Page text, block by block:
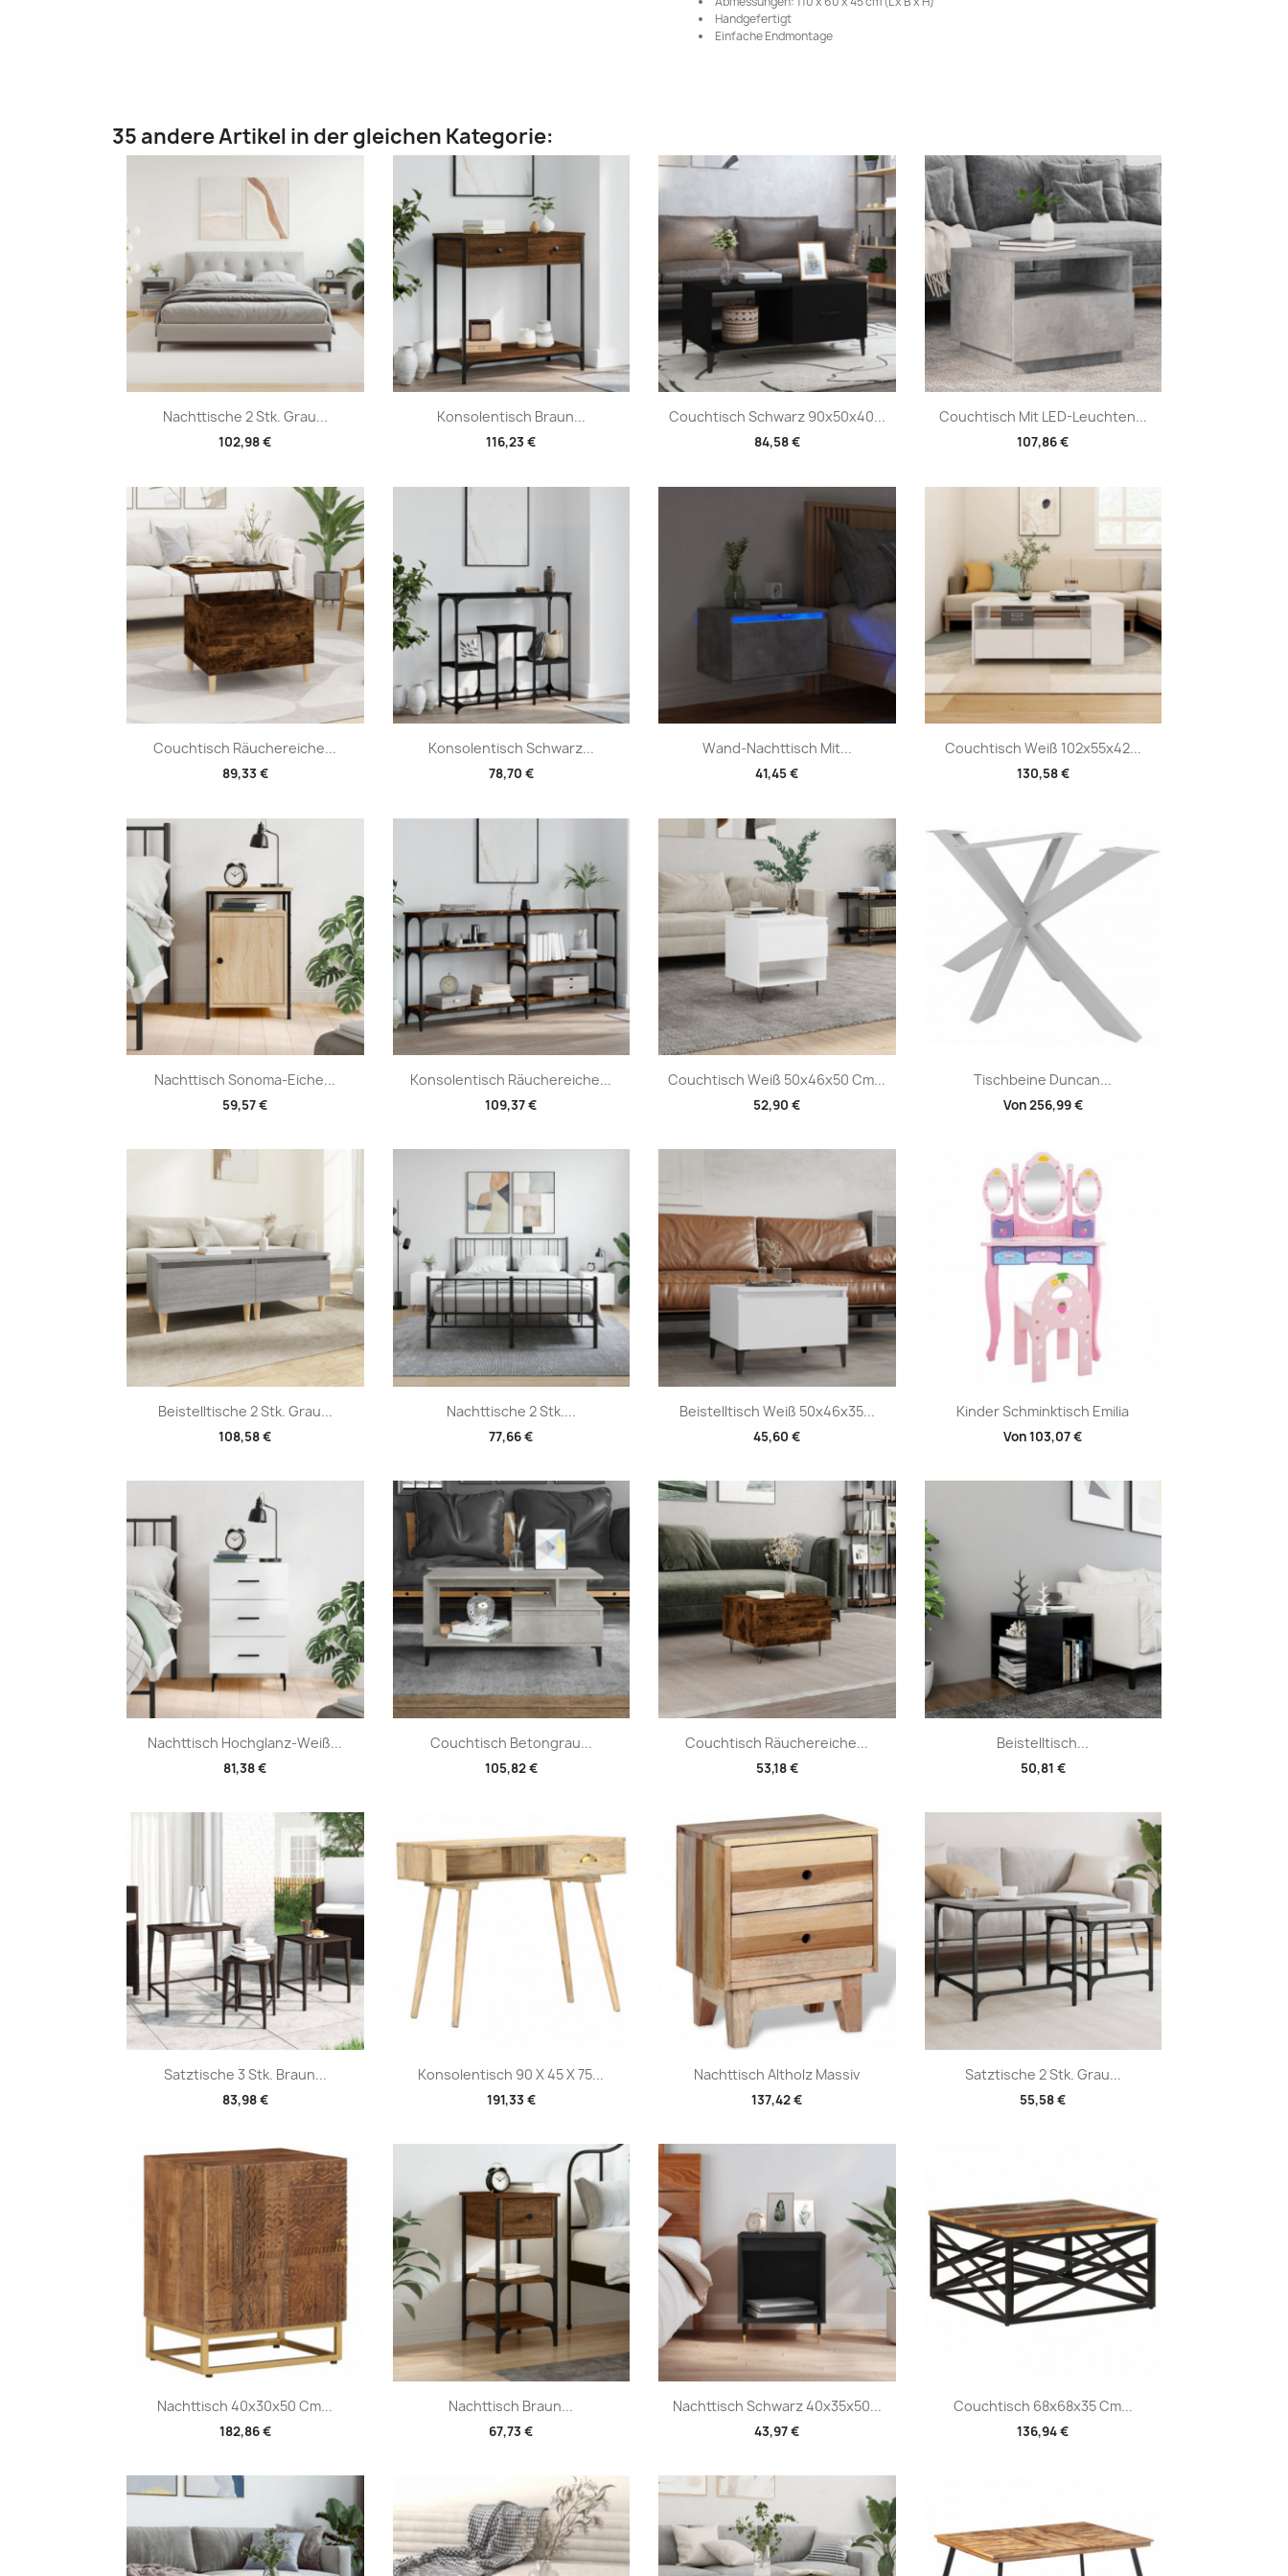
Handgefertigt
Einfache Endmontage
35 andere Artikel in der gleichen Kategorie:
Nachttische 2 Stk. Grau...
102,98 €
Vorschau Konsolentisch Braun...
116,23 €
Vorschau Couchtisch Schwarz 90x50x40...
84,58 €
Vorschau Couchtisch Mit LED-Leuchten...
107,86 €
 Vorschau
Couchtisch Räuchereiche...
89,33 €
Vorschau Konsolentisch Schwarz...
78,70 €
Vorschau Wand-Nachttisch Mit...
41,45 €
Vorschau Couchtisch Weiß 102x55x42...
130,58 €
Vorschau
Nachttisch Sonoma-Eiche...
59,57 €
Vorschau Konsolentisch Räuchereiche...
109,37 €
Vorschau Couchtisch Weiß 50x46x50 Cm...
52,90 €
Vorschau Tischbeine Duncan...
Von256,99 €
Vorschau
Beistelltische 2 Stk. Grau...
108,58 €
Vorschau Nachttische 2 Stk....
77,66 €
Vorschau Beistelltisch Weiß 50x46x35...
45,60 €
Vorschau Kinder Schminktisch Emilia
Von103,07 €
Vorschau
Nachttisch Hochglanz-Weiß...
81,38 €
 Vorschau Couchtisch Betongrau...
105,82 €
Vorschau Couchtisch Räuchereiche...
53,18 €
Vorschau Beistelltisch...
50,81 €
Vorschau
Satztische 3 Stk. Braun...
83,98 €
Vorschau Konsolentisch 90 X 45 X 75...
191,33 €
Vorschau Nachttisch Altholz Massiv
137,42 €
Vorschau Satztische 2 Stk. Grau...
55,58 €
Vorschau
Nachttisch 40x30x50 Cm...
182,86 €
Vorschau Nachttisch Braun...
67,73 €
Vorschau Nachttisch Schwarz 40x35x50...
43,97 €
Vorschau Couchtisch 68x68x35 Cm...
136,94 €
Vorschau